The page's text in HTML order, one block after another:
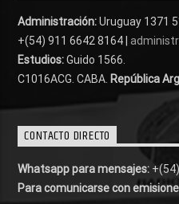
Administración:Uruguay 1371
+(54) 911 6642 8164 |
Estudios:Guido 1566.
C1016ACG . CABA. República
CONTACTO DIRECTO
Whatsapp para mensajes:
Para comunicarse con